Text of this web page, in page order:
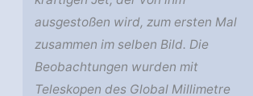
ausgestoßen wird, zum ersten Mal
zusammen im selben Bild. Die
Beobachtungen wurden mit
Teleskopen des Global Millimetre